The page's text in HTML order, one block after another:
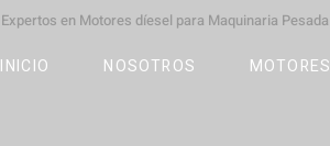
Expertos en Motores díesel para Maquinaria Pesada
INICIO NOSOTROS MOTORES